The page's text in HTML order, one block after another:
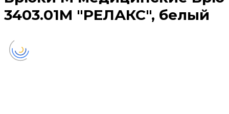
3403.01М "РЕЛАКС", белый